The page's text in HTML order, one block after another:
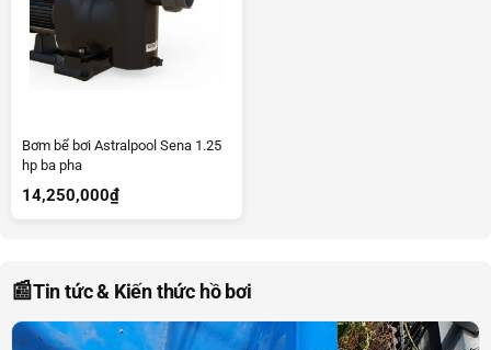
Bơm bể bơi Astralpool Sena 1.25
hp ba pha
14,250,000₫
📰Tin tức & Kiến thức hồ bơi